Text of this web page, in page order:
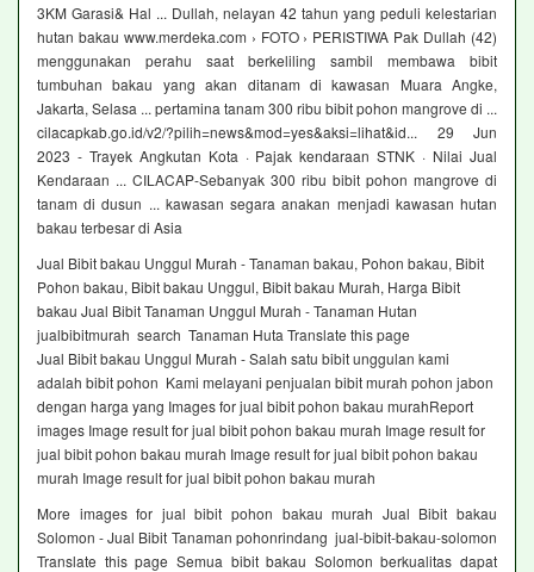
3KM Garasi& Hal ... Dullah, nelayan 42 tahun yang peduli kelestarian
hutan bakau www.merdeka.com › FOTO › PERISTIWA Pak Dullah (42)
menggunakan perahu saat berkeliling sambil membawa bibit
tumbuhan bakau yang akan ditanam di kawasan Muara Angke,
Jakarta, Selasa ... pertamina tanam 300 ribu bibit pohon mangrove di ...
cilacapkab.go.id/v2/?pilih=news&mod=yes&aksi=lihat&id... 29 Jun
2023 - Trayek Angkutan Kota · Pajak kendaraan STNK · Nilai Jual
Kendaraan ... CILACAP-Sebanyak 300 ribu bibit pohon mangrove di
tanam di dusun ... kawasan segara anakan menjadi kawasan hutan
bakau terbesar di Asia
Jual Bibit bakau Unggul Murah - Tanaman bakau, Pohon bakau, Bibit
Pohon bakau, Bibit bakau Unggul, Bibit bakau Murah, Harga Bibit
bakau Jual Bibit Tanaman Unggul Murah - Tanaman Hutan
jualbibitmurah search Tanaman Huta Translate this page
Jual Bibit bakau Unggul Murah - Salah satu bibit unggulan kami
adalah bibit pohon Kami melayani penjualan bibit murah pohon jabon
dengan harga yang Images for jual bibit pohon bakau murahReport
images Image result for jual bibit pohon bakau murah Image result for
jual bibit pohon bakau murah Image result for jual bibit pohon bakau
murah Image result for jual bibit pohon bakau murah
More images for jual bibit pohon bakau murah Jual Bibit bakau
Solomon - Jual Bibit Tanaman pohonrindang jual-bibit-bakau-solomon
Translate this page Semua bibit bakau Solomon berkualitas dapat